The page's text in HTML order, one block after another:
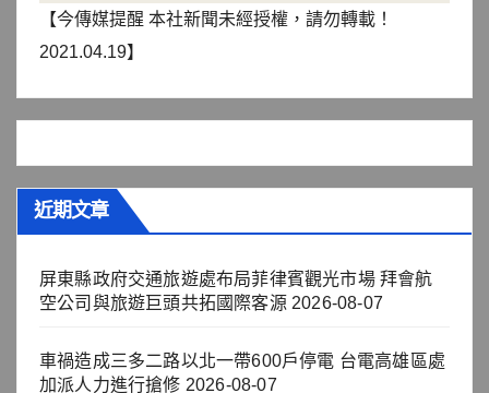
【今傳媒提醒 本社新聞未經授權，請勿轉載！
2021.04.19】
近期文章
屏東縣政府交通旅遊處布局菲律賓觀光市場 拜會航
空公司與旅遊巨頭共拓國際客源 2026-08-07
車禍造成三多二路以北一帶600戶停電 台電高雄區處
加派人力進行搶修 2026-08-07